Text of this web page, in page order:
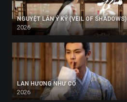
NGUYỆT LÂN Ỷ KỶ (VEIL OF SHADOWS)
2026
LAN HƯƠNG NHƯ CỐ
2026